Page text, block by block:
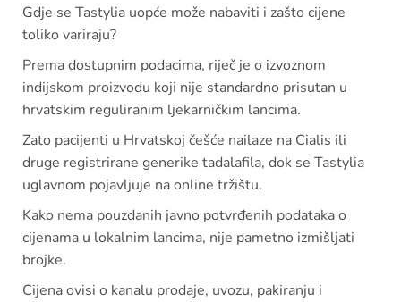
Gdje se Tastylia uopće može nabaviti i zašto cijene
toliko variraju?
Prema dostupnim podacima, riječ je o izvoznom
indijskom proizvodu koji nije standardno prisutan u
hrvatskim reguliranim ljekarničkim lancima.
Zato pacijenti u Hrvatskoj češće nailaze na Cialis ili
druge registrirane generike tadalafila, dok se Tastylia
uglavnom pojavljuje na online tržištu.
Kako nema pouzdanih javno potvrđenih podataka o
cijenama u lokalnim lancima, nije pametno izmišljati
brojke.
Cijena ovisi o kanalu prodaje, uvozu, pakiranju i